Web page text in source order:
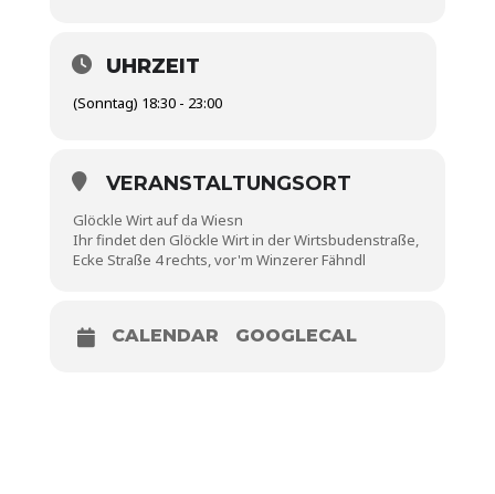
UHRZEIT
(Sonntag) 18:30 - 23:00
VERANSTALTUNGSORT
Glöckle Wirt auf da Wiesn
Ihr findet den Glöckle Wirt in der Wirtsbudenstraße,
Ecke Straße 4 rechts, vor'm Winzerer Fähndl
CALENDAR GOOGLECAL